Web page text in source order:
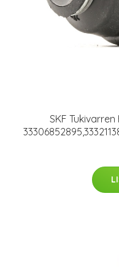
SKF Tukivarren